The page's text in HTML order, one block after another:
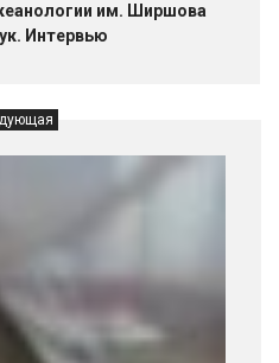
им. Ширшова
Интервью